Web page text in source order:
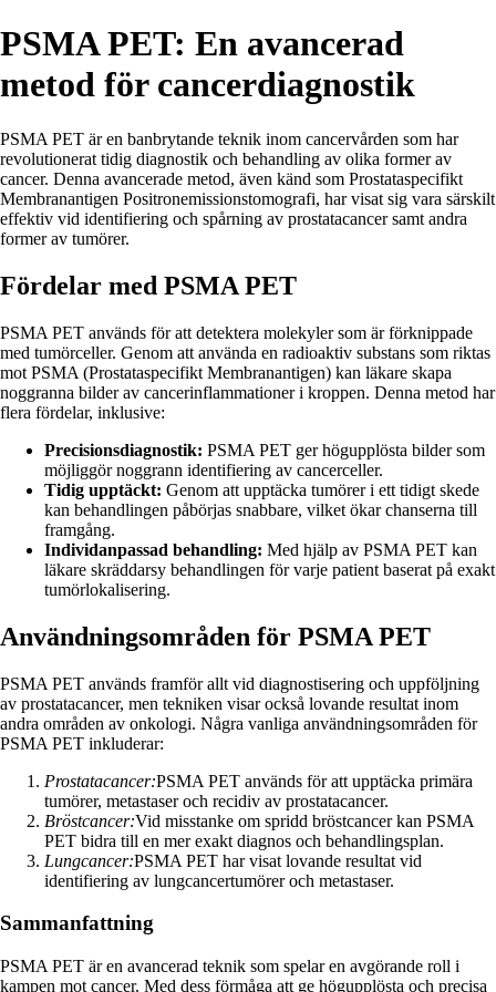
PSMA PET: En avancerad
metod för cancerdiagnostik
PSMA PET är en banbrytande teknik inom cancervården som har
revolutionerat tidig diagnostik och behandling av olika former av
cancer. Denna avancerade metod, även känd som Prostataspecifikt
Membranantigen Positronemissionstomografi, har visat sig vara särskilt
effektiv vid identifiering och spårning av prostatacancer samt andra
former av tumörer.
Fördelar med PSMA PET
PSMA PET används för att detektera molekyler som är förknippade
med tumörceller. Genom att använda en radioaktiv substans som riktas
mot PSMA (Prostataspecifikt Membranantigen) kan läkare skapa
noggranna bilder av cancerinflammationer i kroppen. Denna metod har
flera fördelar, inklusive:
Precisionsdiagnostik: PSMA PET ger högupplösta bilder som
möjliggör noggrann identifiering av cancerceller.
Tidig upptäckt: Genom att upptäcka tumörer i ett tidigt skede
kan behandlingen påbörjas snabbare, vilket ökar chanserna till
framgång.
Individanpassad behandling: Med hjälp av PSMA PET kan
läkare skräddarsy behandlingen för varje patient baserat på exakt
tumörlokalisering.
Användningsområden för PSMA PET
PSMA PET används framför allt vid diagnostisering och uppföljning
av prostatacancer, men tekniken visar också lovande resultat inom
andra områden av onkologi. Några vanliga användningsområden för
PSMA PET inkluderar:
Prostatacancer:PSMA PET används för att upptäcka primära
tumörer, metastaser och recidiv av prostatacancer.
Bröstcancer:Vid misstanke om spridd bröstcancer kan PSMA
PET bidra till en mer exakt diagnos och behandlingsplan.
Lungcancer:PSMA PET har visat lovande resultat vid
identifiering av lungcancertumörer och metastaser.
Sammanfattning
PSMA PET är en avancerad teknik som spelar en avgörande roll i
kampen mot cancer. Med dess förmåga att ge högupplösta och precisa